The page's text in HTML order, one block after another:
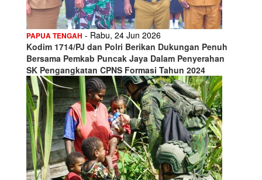
PAPUA TENGAH - Rabu, 24 Jun 2026
Kodim 1714/PJ dan Polri Berikan Dukungan Penuh
Bersama Pemkab Puncak Jaya Dalam Penyerahan
SK Pengangkatan CPNS Formasi Tahun 2024